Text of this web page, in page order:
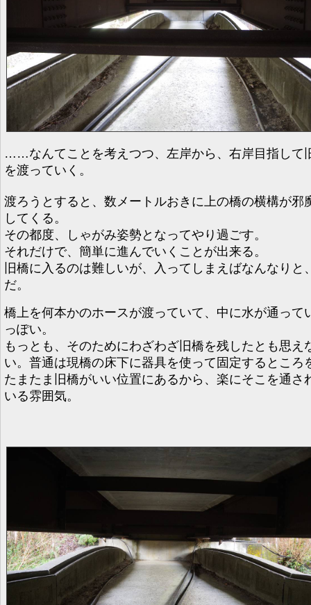
……なんてことを考えつつ、左岸から、右岸目指して
を渡っていく。
渡ろうとすると、数メートルおきに上の橋の横構が邪
してくる。
その都度、しゃがみ姿勢となってやり過ごす。
それだけで、簡単に進んでいくことが出来る。
旧橋に入るのは難しいが、入ってしまえばなんなりと
だ。
橋上を何本かのホースが渡っていて、中に水が通って
っぽい。
もっとも、そのためにわざわざ旧橋を残したとも思え
い。普通は現橋の床下に器具を使って固定するところ
たまたま旧橋がいい位置にあるから、楽にそこを通さ
いる雰囲気。